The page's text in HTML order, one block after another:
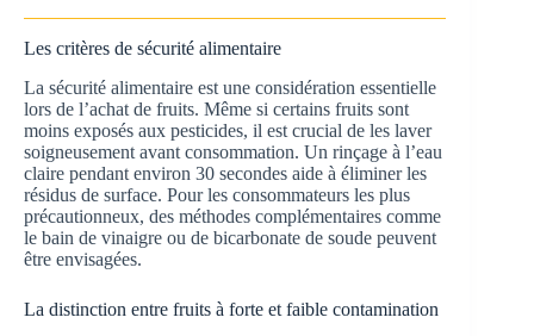
Les critères de sécurité alimentaire
La sécurité alimentaire est une considération essentielle
lors de l’achat de fruits. Même si certains fruits sont
moins exposés aux pesticides, il est crucial de les laver
soigneusement avant consommation. Un rinçage à l’eau
claire pendant environ 30 secondes aide à éliminer les
résidus de surface. Pour les consommateurs les plus
précautionneux, des méthodes complémentaires comme
le bain de vinaigre ou de bicarbonate de soude peuvent
être envisagées.
La distinction entre fruits à forte et faible contamination